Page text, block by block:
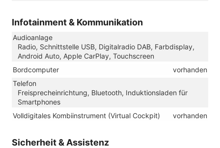
Infotainment & Kommunikation
Audioanlage
Radio, Schnittstelle USB, Digitalradio DAB, Farbdisplay,
Android Auto, Apple CarPlay, Touchscreen
Bordcomputer
vorhanden
Telefon
Freisprecheinrichtung, Bluetooth, Induktionsladen für
Smartphones
Volldigitales Kombiinstrument (Virtual Cockpit)
vorhanden
Sicherheit & Assistenz